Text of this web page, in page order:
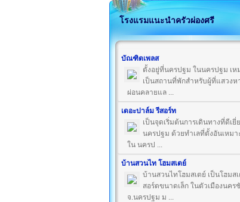
โรงแรมแนะนำครัวผ่องศรี
บัณฑิตเพลส
ตั้งอยู่ที่นครปฐม ในนครปฐม เห
เป็นสถานที่พักสำหรับผู้ที่แสวงห
ผ่อนคลายแล ...
เดอะปาล์ม รีสอร์ท
เป็นจุดเริ่มต้นการเดินทางที่ดีเยี่
นครปฐม ด้วยทำเลที่ตั้งอันเหมา
ใน นครป ...
บ้านสวนไท โฮมสเตย์
บ้านสวนไทโฮมสเตย์ เป็นโฮมส
สอร์ตขนาดเล็ก ในตัวเมืองนคร
จ.นครปฐม ม ...